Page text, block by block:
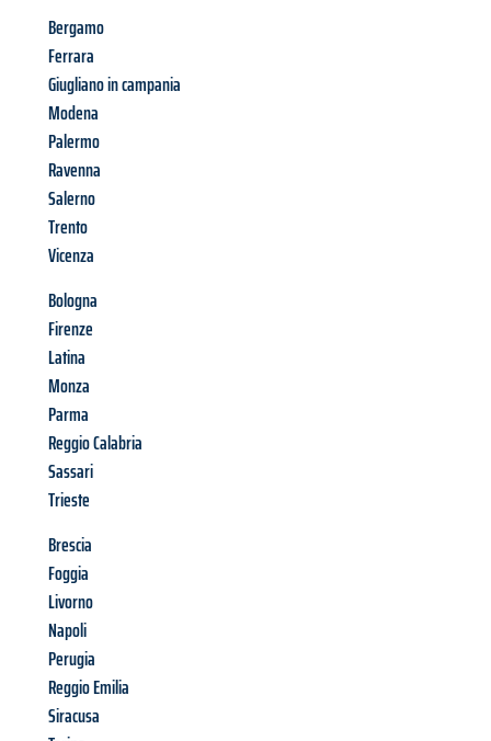
Bergamo
Ferrara
Giugliano in campania
Modena
Palermo
Ravenna
Salerno
Trento
Vicenza
Bologna
Firenze
Latina
Monza
Parma
Reggio Calabria
Sassari
Trieste
Brescia
Foggia
Livorno
Napoli
Perugia
Reggio Emilia
Siracusa